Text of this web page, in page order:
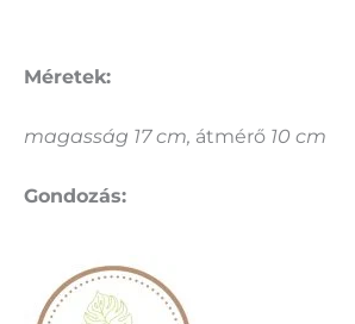
Méretek:
magasság 17 cm, átmérő 10 cm
Gondozás: